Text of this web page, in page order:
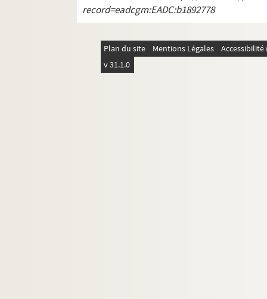
record=eadcgm:EADC:b1892778
Plan du site Mentions Légales
v 31.1.0